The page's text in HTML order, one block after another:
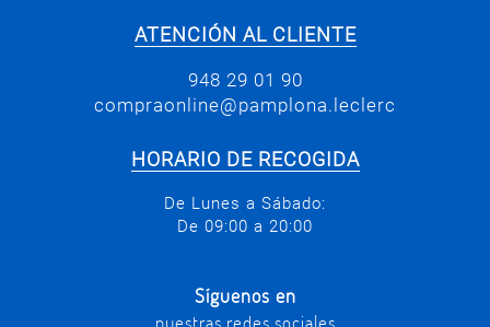
ATENCIÓN AL CLIENTE
948 29 01 90
compraonline@pamplona.leclerc
HORARIO DE RECOGIDA
De Lunes a Sábado:
De 09:00 a 20:00
Síguenos en
nuestras redes sociales